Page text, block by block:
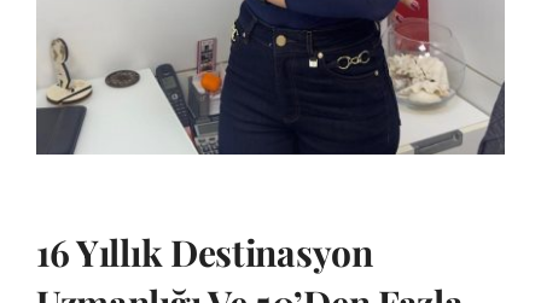
16 Yıllık Destinasyon